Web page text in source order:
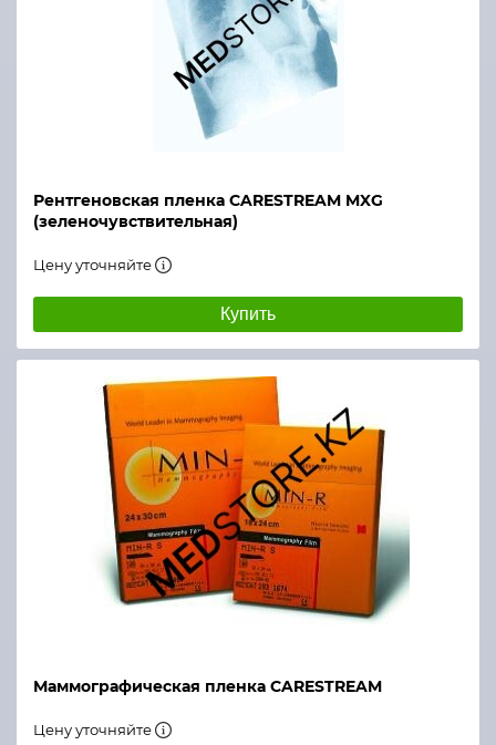
Рентгеновская пленка CARESTREAM MXG
(зеленочувствительная)
Цену уточняйте
Купить
Маммографическая пленка CARESTREAM
Цену уточняйте